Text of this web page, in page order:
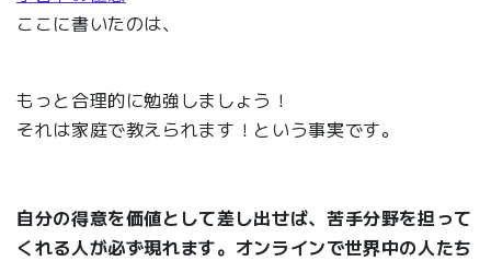
ここに書いたのは、
もっと合理的に勉強しましょう！
それは家庭で教えられます！という事実です。
自分の得意を価値として差し出せば、苦手分野を担って
くれる人が必ず現れます。オンラインで世界中の人たち